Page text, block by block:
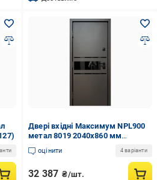
Двері вхідні Максимум NPL900
метал 8019 2040х860 мм
Металік (11250091)
оцінити 4 варіанти
32 387 ₴/шт.